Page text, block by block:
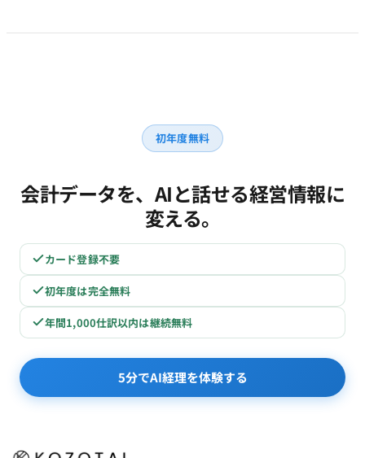
初年度無料
会計データを、AIと話せる経営情報に
変える。
カード登録不要
初年度は完全無料
年間1,000仕訳以内は継続無料
5分でAI経理を体験する